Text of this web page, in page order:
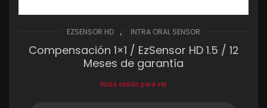
EZSENSOR HD , INTRA ORAL SENSOR
Compensación 1×1 / EzSensor HD 1.5 / 12
Meses de garantía
Inicia sesión para ver